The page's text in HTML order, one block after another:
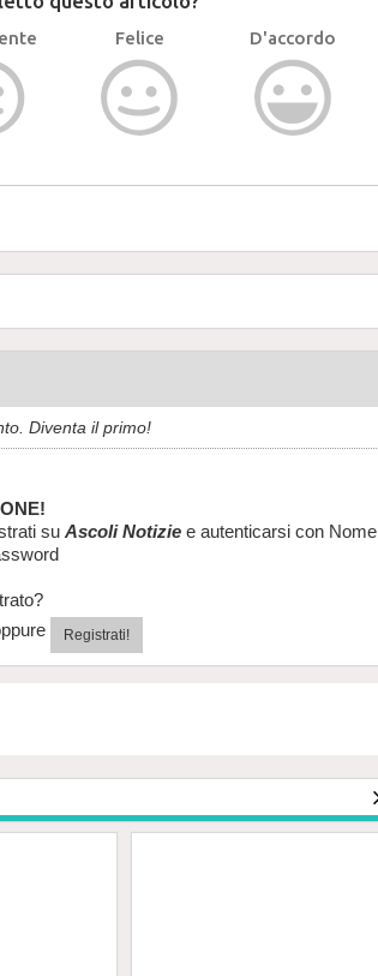
Felice D'accordo
Diventa il primo!
su Ascoli Notiziee autenticarsi con Nome
Registrati!